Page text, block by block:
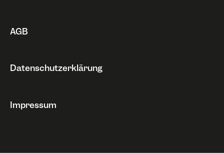
AGB
Datenschutzerklärung
Impressum